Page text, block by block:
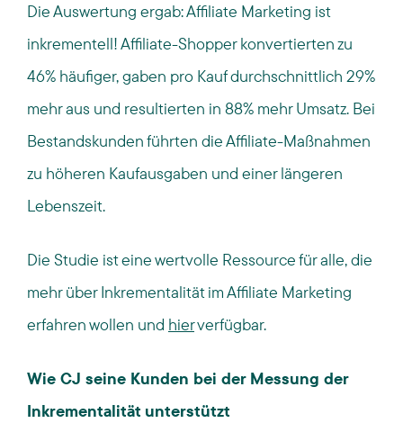
Die Auswertung ergab: Affiliate Marketing ist
inkrementell! Affiliate-Shopper konvertierten zu
46% häufiger, gaben pro Kauf durchschnittlich 29%
mehr aus und resultierten in 88% mehr Umsatz. Bei
Bestandskunden führten die Affiliate-Maßnahmen
zu höheren Kaufausgaben und einer längeren
Lebenszeit.
Die Studie ist eine wertvolle Ressource für alle, die
mehr über Inkrementalität im Affiliate Marketing
erfahren wollen und hierverfügbar.
Wie CJ seine Kunden bei der Messung der
Inkrementalität unterstützt